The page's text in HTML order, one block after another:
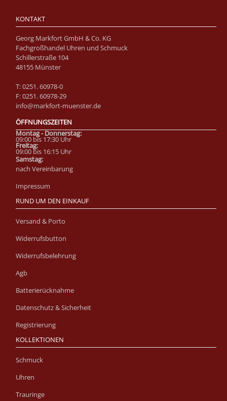
KONTAKT
Georg Markfort GmbH & Co. KG
Fachgroßhandel Uhren und Schmuck
Schillerstraße 104
48155 Münster
T: 0251. 60978-0
F: 0251. 60978-29
info@markfort-muenster.de
ÖFFNUNGSZEITEN
Montag - Donnerstag:
09:00 bis 17:30 Uhr
Freitag:
09:00 bis 16:15 Uhr
Samstag:
nach Vereinbarung
Impressum
RUND UM DEN EINKAUF
Versand & Porto
Widerrufsbutton
Widerrufsbelehrung
Agb
Batterierücknahme
Datenschutz & Sicherheit
Registrierung
KOLLEKTIONEN
Schmuck
Uhren
Trauringe